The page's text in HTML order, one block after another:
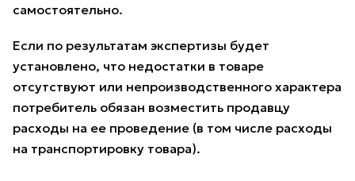
самостоятельно.
Если по результатам экспертизы будет
установлено, что недостатки в товаре
отсутствуют или непроизводственного характера
потребитель обязан возместить продавцу
расходы на ее проведение (в том числе расходы
на транспортировку товара).